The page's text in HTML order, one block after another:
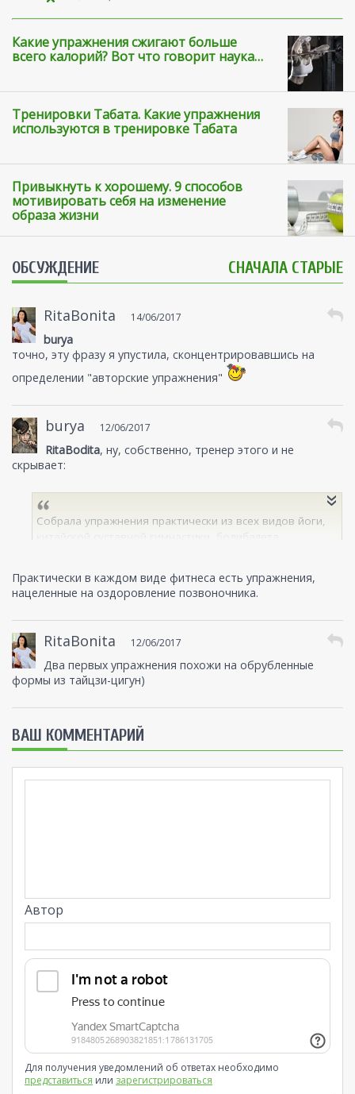
Какие упражнения сжигают больше
всего калорий? Вот что говорит наука…
Тренировки Табата. Какие упражнения
используются в тренировке Табата
Привыкнуть к хорошему. 9 способов
мотивировать себя на изменение
образа жизни
ОБСУЖДЕНИЕ СНАЧАЛА СТАРЫЕ
RitaBonita 14/06/2017
burya
точно, эту фразу я упустила, сконцентрировавшись на
определении "авторские упражнения"
burya 12/06/2017
RitaBodita, ну, собственно, тренер этого и не
скрывает:
Собрала упражнения практически из всех видов йоги,
Практически в каждом виде фитнеса есть упражнения,
нацеленные на оздоровление позвоночника.
RitaBonita 12/06/2017
Два первых упражнения похожи на обрубленные
формы из тайцзи-цигун)
ВАШ КОММЕНТАРИЙ
Автор
Для получения уведомлений об ответах необходимо
представиться или зарегистрироваться